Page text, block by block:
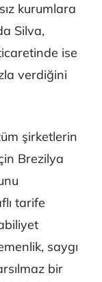
kurumlara
Silva,
ise
verdiğini
şirketlerin
Brezilya
tarife
saygı
bir